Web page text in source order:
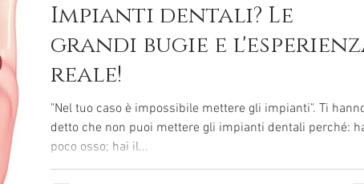
Impianti dentali? Le
grandi bugie e
reale!
"Nel tuo caso è impossibile mettere gli impianti". Ti
detto che non puoi mettere gli impianti dentali perché:
poco osso; hai il...